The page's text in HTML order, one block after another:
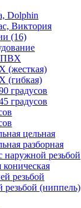
Dolphin
Виктория
(16)
ПВХ
(жесткая)
(гибкая)
градусов
градусов
цельная
разборная
наружной резьбой
резьбой
(ниппель)